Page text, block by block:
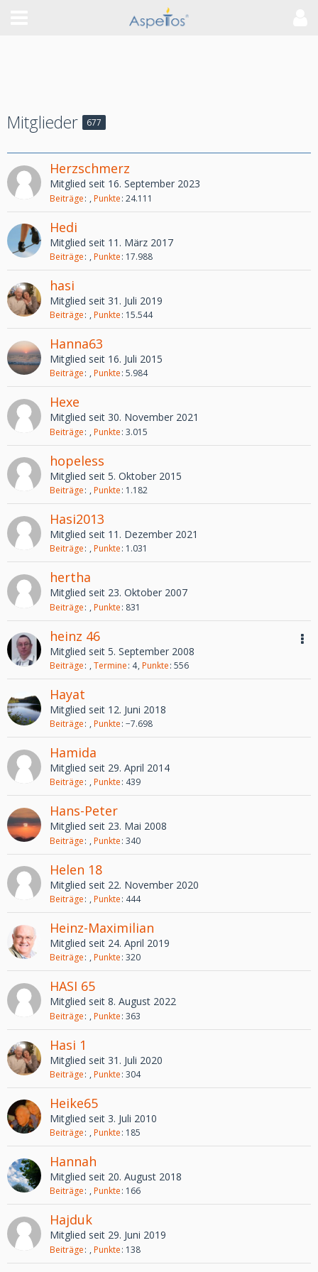
Mitglieder 677
Herzschmerz
Mitglied seit 16. September 2023
Beiträge Punkte 24.111
Hedi
Mitglied seit 11. März 2017
Beiträge Punkte 17.988
hasi
Mitglied seit 31. Juli 2019
Beiträge Punkte 15.544
Hanna63
Mitglied seit 16. Juli 2015
Beiträge Punkte 5.984
Hexe
Mitglied seit 30. November 2021
Beiträge Punkte 3.015
hopeless
Mitglied seit 5. Oktober 2015
Beiträge Punkte 1.182
Hasi2013
Mitglied seit 11. Dezember 2021
Beiträge Punkte 1.031
hertha
Mitglied seit 23. Oktober 2007
Beiträge Punkte 831
heinz 46
Mitglied seit 5. September 2008
Beiträge Termine 4 Punkte 556
Hayat
Mitglied seit 12. Juni 2018
Beiträge Punkte −7.698
Hamida
Mitglied seit 29. April 2014
Beiträge Punkte 439
Hans-Peter
Mitglied seit 23. Mai 2008
Beiträge Punkte 340
Helen 18
Mitglied seit 22. November 2020
Beiträge Punkte 444
Heinz-Maximilian
Mitglied seit 24. April 2019
Beiträge Punkte 320
HASI 65
Mitglied seit 8. August 2022
Beiträge Punkte 363
Hasi 1
Mitglied seit 31. Juli 2020
Beiträge Punkte 304
Heike65
Mitglied seit 3. Juli 2010
Beiträge Punkte 185
Hannah
Mitglied seit 20. August 2018
Beiträge Punkte 166
Hajduk
Mitglied seit 29. Juni 2019
Beiträge Punkte 138